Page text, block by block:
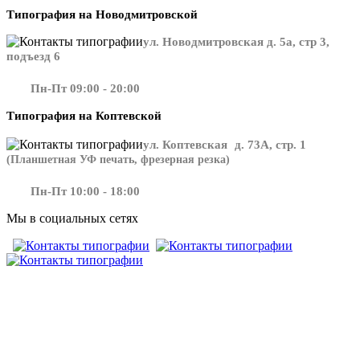
Типография на Новодмитровской
ул. Новодмитровская д. 5а, стр 3,
подъезд 6
Пн-Пт 09:00 - 20:00
Типография на Коптевской
ул. Коптевская д. 73А, стр. 1
(Планшетная УФ печать, фрезерная резка)
Пн-Пт 10:00 - 18:00
Мы в социальных сетях